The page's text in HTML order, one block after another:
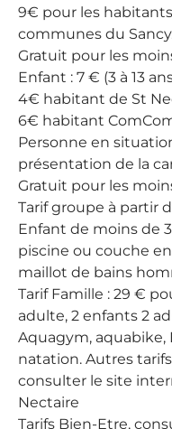
9€ pour les
communes du
Gratuit pour les
Enfant : 7 € (3 à 13
4€ habitant de St
6€ habitant
Personne en
présentation de la
Gratuit pour les
Tarif groupe à partir
Enfant de moins de
piscine ou couche
maillot de bains
Tarif Famille : 29 €
adulte, 2 enfants 2
Aquagym, aquabike,
natation. Autres
consulter le site
Nectaire
Tarifs Bien-Etre,